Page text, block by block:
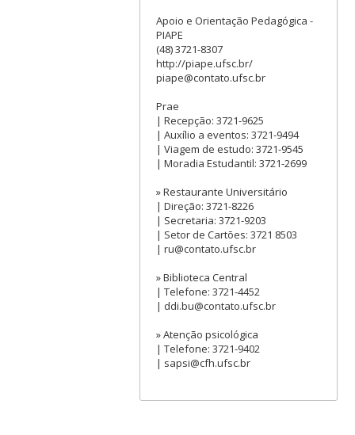
Apoio e Orientação Pedagógica -
PIAPE
(48) 3721-8307
http://piape.ufsc.br/
piape@contato.ufsc.br
Prae
| Recepção: 3721-9625
| Auxílio a eventos: 3721-9494
| Viagem de estudo: 3721-9545
| Moradia Estudantil: 3721-2699
» Restaurante Universitário
| Direção: 3721-8226
| Secretaria: 3721-9203
| Setor de Cartões: 3721 8503
| ru@contato.ufsc.br
» Biblioteca Central
| Telefone: 3721-4452
| ddi.bu@contato.ufsc.br
» Atenção psicológica
| Telefone: 3721-9402
| sapsi@cfh.ufsc.br